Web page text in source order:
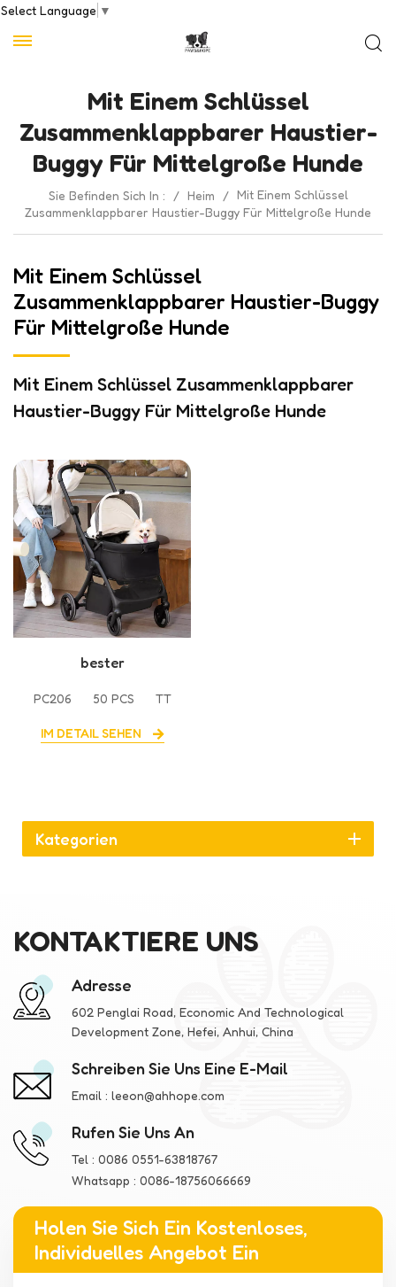
Select Language ▼
Mit Einem Schlüssel
Zusammenklappbarer Haustier-
Buggy Für Mittelgroße Hunde
Sie Befinden Sich In : / Heim / Mit Einem Schlüssel
Zusammenklappbarer Haustier-Buggy Für Mittelgroße Hunde
Mit Einem Schlüssel
Zusammenklappbarer Haustier-Buggy
Für Mittelgroße Hunde
Mit Einem Schlüssel Zusammenklappbarer
Haustier-Buggy Für Mittelgroße Hunde
bester
mittelgroße Hunde
PC206 50 PCS TT
IM DETAIL SEHEN
Kategorien
KONTAKTIERE UNS
Adresse
602 Penglai Road, Economic And Technological
Development Zone, Hefei, Anhui, China
Schreiben Sie Uns Eine E-Mail
Email : leeon@ahhope.com
Rufen Sie Uns An
Tel : 0086 0551-63818767
Whatsapp : 0086-18756066669
Holen Sie Sich Ein Kostenloses,
Individuelles Angebot Ein